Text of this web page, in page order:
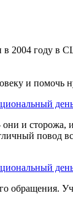
2004 году в
и
и
повод
обращения.